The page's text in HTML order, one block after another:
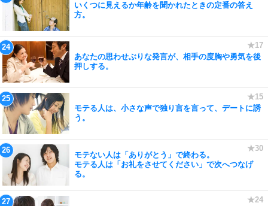
いくつに見えるか年齢を聞かれたときの定番の答え
方。
あなたの思わせぶりな発言が、相手の度胸や勇気を後
押しする。
モテる人は、小さな声で独り言を言って、デートに誘
う。
モテない人は「ありがとう」で終わる。
モテる人は「お礼をさせてください」で次へつなげ
る。